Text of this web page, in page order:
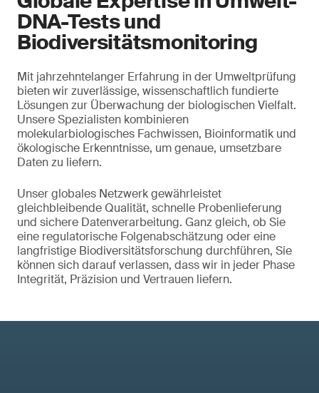
DNA-Tests und
Biodiversitätsmonitoring
Mit jahrzehntelanger Erfahrung in der Umweltprüfung
bieten wir zuverlässige, wissenschaftlich fundierte
Lösungen zur Überwachung der biologischen Vielfalt.
Unsere Spezialisten kombinieren
molekularbiologisches Fachwissen, Bioinformatik und
ökologische Erkenntnisse, um genaue, umsetzbare
Daten zu liefern.
Unser globales Netzwerk gewährleistet
gleichbleibende Qualität, schnelle Probenlieferung
und sichere Datenverarbeitung. Ganz gleich, ob Sie
eine regulatorische Folgenabschätzung oder eine
langfristige Biodiversitätsforschung durchführen, Sie
können sich darauf verlassen, dass wir in jeder Phase
Integrität, Präzision und Vertrauen liefern.